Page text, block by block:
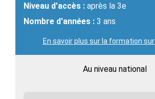
Niveau d'accès : après la 3e
Nombre d'années : 3 ans
En savoir plus sur la formation sur
Au niveau national